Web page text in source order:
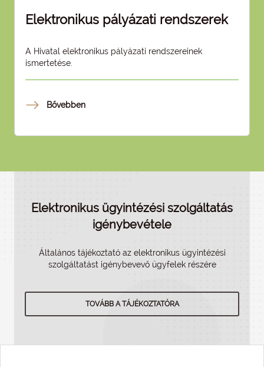
Elektronikus pályázati rendszerek
A Hivatal elektronikus pályázati rendszereinek
ismertetése.
Bővebben
Elektronikus ügyintézési szolgáltatás
igénybevétele
Általános tájékoztató az elektronikus ügyintézési
szolgáltatást igénybevevő ügyfelek részére
TOVÁBB A TÁJÉKOZTATÓRA